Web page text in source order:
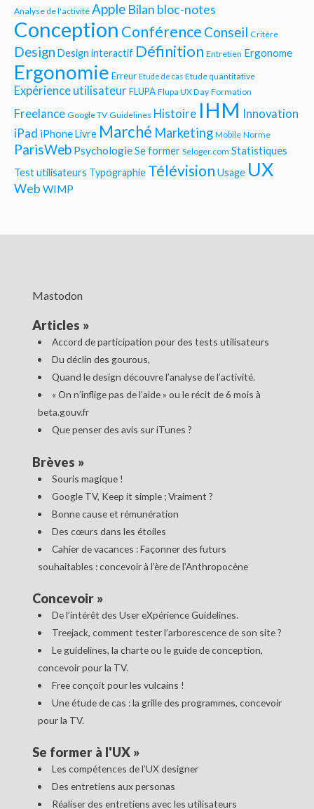
Analyse de l'activité Apple Bilan bloc-notes
Conception Conférence Conseil Critère
Design Design interactif Définition Entretien Ergonome
Ergonomie Erreur Etude de cas Etude quantitative
Expérience utilisateur FLUPA Flupa UX Day Formation
Freelance Google TV Guidelines Histoire IHM Innovation
iPad iPhoneLivre Marché Marketing Mobile Norme
ParisWeb PsychologieSe former Seloger.com Statistiques
Test utilisateurs Typographie Télévision Usage UX
Web WIMP
Mastodon
Articles »
Accord de participation pour des tests utilisateurs
Du déclin des gourous,
Quand le design découvre l’analyse de l’activité.
« On n’inflige pas de l’aide » ou le récit de 6 mois à
beta.gouv.fr
Que penser des avis sur iTunes ?
Brèves »
Souris magique !
Google TV, Keep it simple ; Vraiment ?
Bonne cause et rémunération
Des cœurs dans les étoiles
Cahier de vacances : Façonner des futurs
souhaitables : concevoir à l’ère de l’Anthropocène
Concevoir»
De l’intérêt des User eXpérience Guidelines.
Treejack, comment tester l’arborescence de son site ?
Le guidelines, la charte ou le guide de conception,
concevoir pour la TV.
Free conçoit pour les vulcains !
Une étude de cas : la grille des programmes, concevoir
pour la TV.
Se former à l'UX»
Les compétences de l’UX designer
Des entretiens aux personas
Réaliser des entretiens avec les utilisateurs